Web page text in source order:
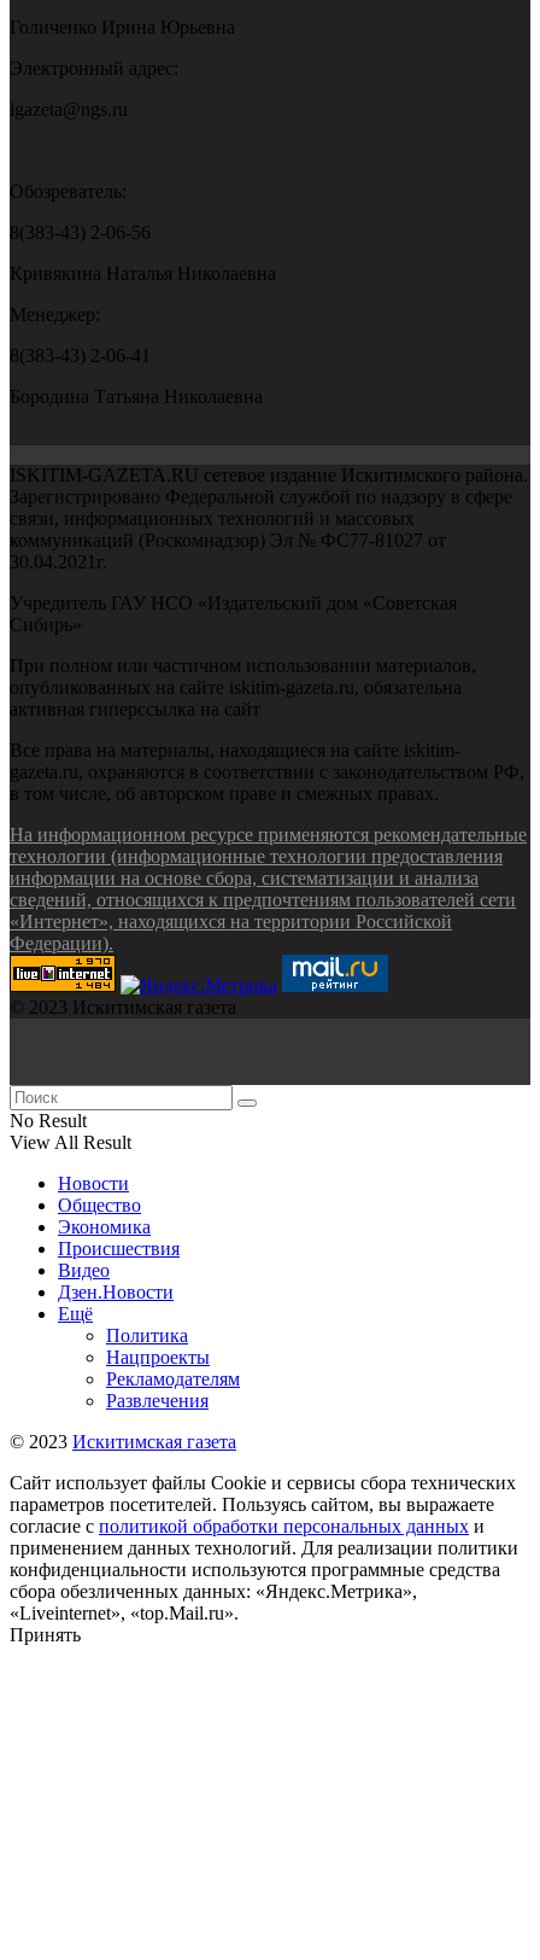
Голиченко Ирина Юрьевна
Электронный адрес:
igazeta@ngs.ru
Обозреватель:
8(383-43) 2-06-56
Кривякина Наталья Николаевна
Менеджер:
8(383-43) 2-06-41
Бородина Татьяна Николаевна
ISKITIM-GAZETA.RU сетевое издание Искитимского района.
Зарегистрировано Федеральной службой по надзору в сфере
связи, информационных технологий и массовых
коммуникаций (Роскомнадзор) Эл № ФС77-81027 от
30.04.2021г.
Учредитель ГАУ НСО «Издательский дом «Советская
Сибирь»
При полном или частичном использовании материалов,
опубликованных на сайте iskitim-gazeta.ru, обязательна
активная гиперссылка на сайт
Все права на материалы, находящиеся на сайте iskitim-
gazeta.ru, охраняются в соответствии с законодательством РФ,
в том числе, об авторском праве и смежных правах.
На информационном ресурсе применяются рекомендательные
технологии (информационные технологии предоставления
информации на основе сбора, систематизации и анализа
сведений, относящихся к предпочтениям пользователей сети
«Интернет», находящихся на территории Российской
Федерации).
© 2023 Искитимская газета
No Result
View All Result
Новости
Общество
Экономика
Происшествия
Видео
Дзен.Новости
Ещё
Политика
Нацпроекты
Рекламодателям
Развлечения
© 2023 Искитимская газета
Сайт использует файлы Cookie и сервисы сбора технических
параметров посетителей. Пользуясь сайтом, вы выражаете
согласие с политикой обработки персональных данных и
применением данных технологий. Для реализации политики
конфиденциальности используются программные средства
сбора обезличенных данных: «Яндекс.Метрика»,
«Liveinternet», «top.Mail.ru».
Принять